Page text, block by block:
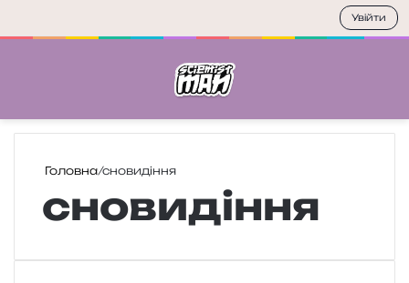
Головна/сновидіння
сновидіння
Увійти